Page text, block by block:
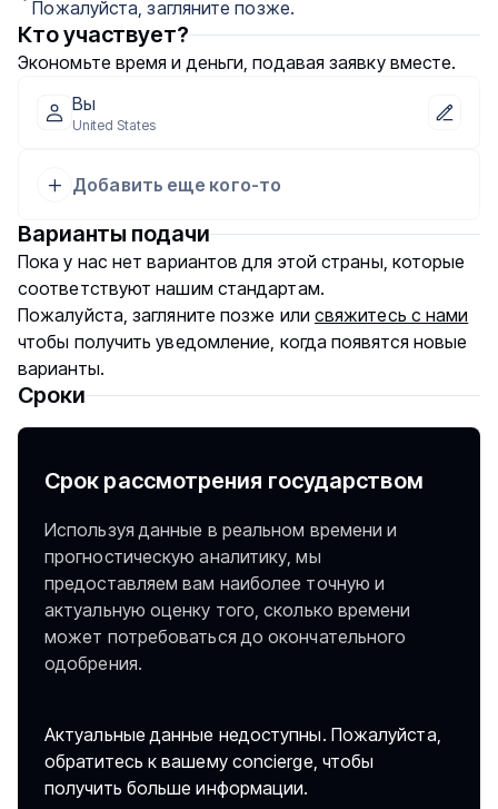
Пожалуйста, загляните позже.
Кто участвует?
Экономьте время и деньги, подавая заявку вместе.
Вы
United States
Добавить еще кого-то
Варианты подачи
Пока у нас нет вариантов для этой страны, которые
соответствуют нашим стандартам.
Пожалуйста, загляните позже или свяжитесь с нами
чтобы получить уведомление, когда появятся новые
варианты.
Сроки
Срок рассмотрения государством
Используя данные в реальном времени и
прогностическую аналитику, мы
предоставляем вам наиболее точную и
актуальную оценку того, сколько времени
может потребоваться до окончательного
одобрения.
Актуальные данные недоступны. Пожалуйста,
обратитесь к вашему concierge, чтобы
получить больше информации.